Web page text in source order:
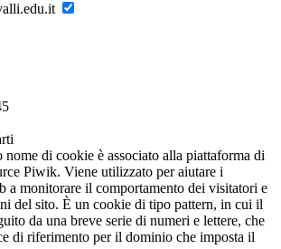
nome di cookie è associato alla piattaforma di
Piwik. Viene utilizzato per aiutare i
a monitorare il comportamento dei visitatori e
del sito. È un cookie di tipo pattern, in cui il
da una breve serie di numeri e lettere, che
di riferimento per il dominio che imposta il